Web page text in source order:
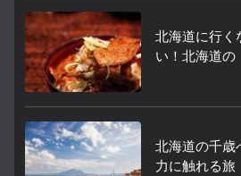
北海道に行く
い！北海道の
北海道の千歳
力に触れる旅